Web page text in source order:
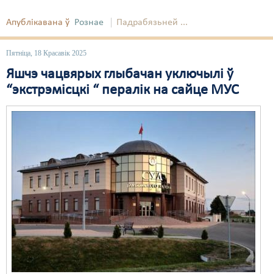
Апублікавана ў Рознае Падрабязьней ...
Пятніца, 18 Красавік 2025
Яшчэ чацвярых глыбачан уключылі ў
“экстрэмісцкі “ пералік на сайце МУС
Свабода слова
Суд
Сьмяротнае пакараньне
Правы працоўных
Сацыяльныя правы